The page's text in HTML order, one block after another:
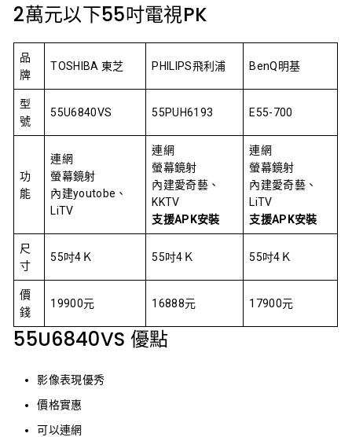
2萬元以下55吋電視PK
品
牌
TOSHIBA 東芝 PHILIPS飛利浦 BenQ明基
型
號
55U6840VS 55PUH6193 E55-700
功
能
連網
螢幕鏡射
內建youtobe、
LiTV
連網
螢幕鏡射
內建愛奇藝、
KKTV
支援APK安裝
連網
螢幕鏡射
內建愛奇藝、
LiTV
支援APK安裝
尺
寸
55吋4Ｋ 55吋4Ｋ 55吋4Ｋ
價
錢
19900元 16888元 17900元
55U6840VS 優點
影像表現優秀
價格實惠
可以連網